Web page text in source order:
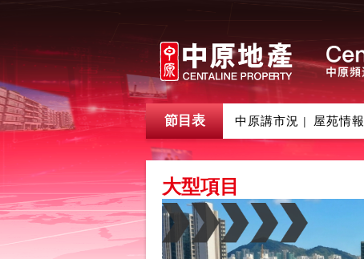
節目表 中原講市況 | 屋苑情報
大型項目